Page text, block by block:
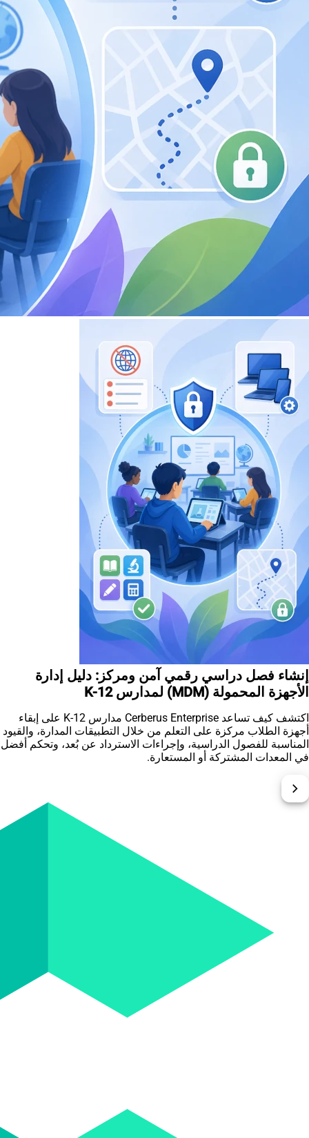
إنشاء فصل دراسي رقمي آمن ومركز: دليل إدارة
الأجهزة المحمولة (MDM) لمدارس K-12
اكتشف كيف تساعد Cerberus Enterprise مدارس K-12 على إبقاء
أجهزة الطلاب مركزة على التعلم من خلال التطبيقات المدارة، والقيود
المناسبة للفصول الدراسية، وإجراءات الاسترداد عن بُعد، وتحكم أفضل
في المعدات المشتركة أو المستعارة.
chevron_right